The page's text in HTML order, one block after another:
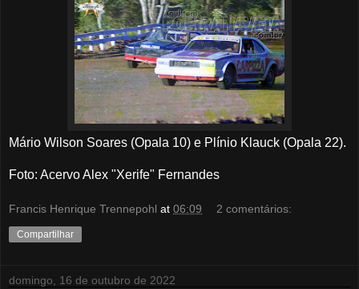
Mário Wilson Soares (Opala 10) e Plínio Klauck (Opala 22).
Foto: Acervo Alex "Xerife" Fernandes
Francis Henrique Trennepohl at 06:09 2 comentários:
Compartilhar
domingo, 16 de outubro de 2022